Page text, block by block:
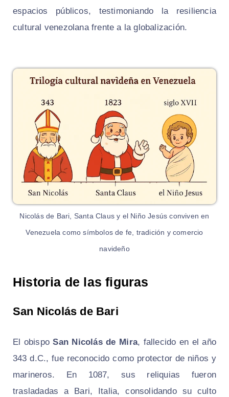
espacios públicos, testimoniando la resiliencia
cultural venezolana frente a la globalización.
Nicolás de Bari, Santa Claus y el Niño Jesús conviven en
Venezuela como símbolos de fe, tradición y comercio
navideño
Historia de las figuras
San Nicolás de Bari
El obispoSan Nicolás de Mira, fallecido en el año
343 d.C., fue reconocido como protector de niños y
marineros. En 1087, sus reliquias fueron
trasladadas a Bari, Italia, consolidando su culto